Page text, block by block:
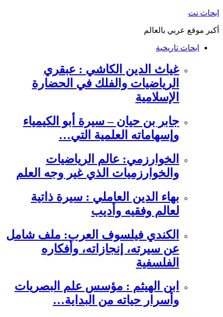
التجاوز
المحتوى
ابحاث نت
أكبر موقع عربي بالعالم
ابحاث تاريخية
غياث الدين الكاشي : عبقري
الرياضيات والفلك في الحضارة
الإسلامية
جابر بن حيان – سيرة أبو الكيمياء
وإسهاماته العلمية التي…
الخوارزمي: عالم الرياضيات
والخوارزميات الذي غير وجه العلم
بهاء الدين العاملي : سيرة ذاتية
لعالم وفقيه وأديب
الكندي فيلسوف العرب: ملف شامل
عن سيرته، إنجازاته، وأفكاره
الفلسفية
ابن الهيثم : مؤسس علم البصريات
وأسرار حياته من البداية…